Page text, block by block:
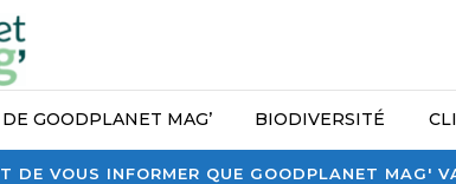
DE VOUS INFORMER QUE GOODPLANET MAG'
GOODPLANET MAG’ BIODIVERSITÉ